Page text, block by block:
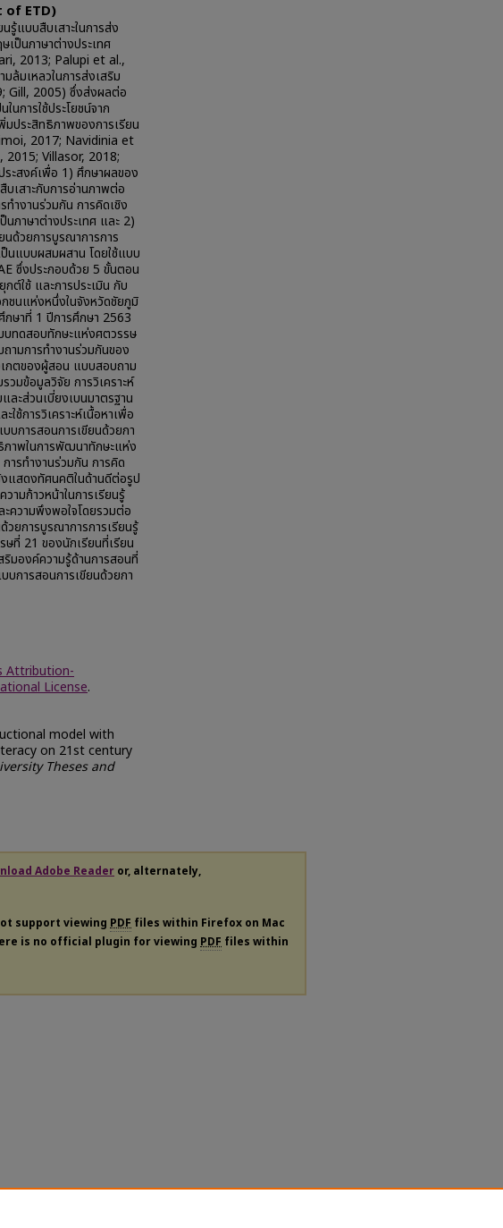
ETD)
รู้แบบสืบเสาะในการส่ง
ป็นภาษาต่างประเทศ
2013; Palupi et al.,
มเหลวในการส่งเสริม
Gill, 2005) ซึ่งส่งผลต่อ
นการใช้ประโยชน์จาก
ประสิทธิภาพของการเรียน
2017; Navidinia et
Villasor, 2018;
ะสงค์เพื่อ 1) ศึกษาผลของ
เสาะกับการอ่านภาพต่อ
ำงานร่วมกัน การคิดเชิง
ภาษาต่างประเทศ และ 2)
ด้วยการบูรณาการการ
นแบบผสมผสาน โดยใช้แบบ
ซึ่งประกอบด้วย 5 ขั้นตอน
กต์ใช้ และการประเมิน กับ
ชนแห่งหนึ่งในจังหวัดชัยภูมิ
กษาที่ 1 ปีการศึกษา 2563
บทดสอบทักษะแห่งศตวรรษ
ามการทำงานร่วมกันของ
กตของผู้สอน แบบสอบถาม
มข้อมูลวิจัย การวิเคราะห์
ะส่วนเบี่ยงเบนมาตรฐาน
ช้การวิเคราะห์เนื้อหาเพื่อ
บการสอนการเขียนด้วยกา
ภาพในการพัฒนาทักษะแห่ง
ารทำงานร่วมกัน การคิด
แสดงทัศนคติในด้านดีต่อรูป
ามก้าวหน้าในการเรียนรู้
ความพึงพอใจโดยรวมต่อ
วยการบูรณาการการเรียนรู้
ที่ 21 ของนักเรียนที่เรียน
ริมองค์ความรู้ด้านการสอนที่
การสอนการเขียนด้วยกา
Attribution-
License.
model with
on 21st century
Theses and
Adobe Reader or, alternately,
support viewing PDF files within Firefox on Mac
is no official plugin for viewing PDF files within